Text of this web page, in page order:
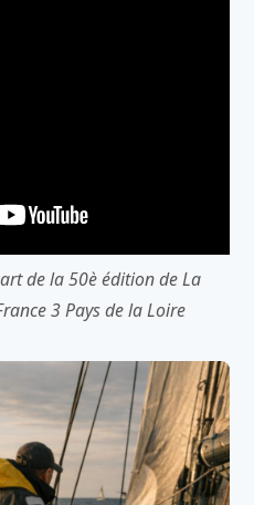
de la 50è édition de La
3 Pays de la Loire